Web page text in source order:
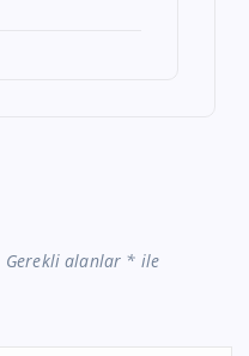
Gerekli alanlar * ile